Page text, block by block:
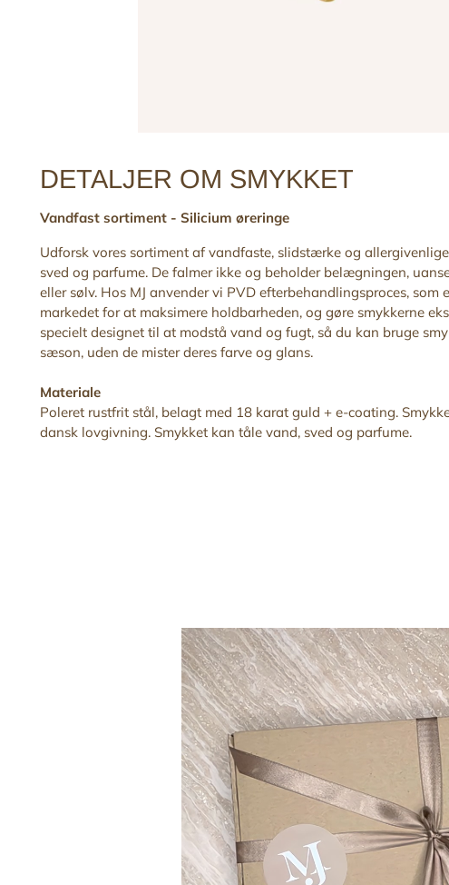
DETALJER OM SMYKKET
Vandfast sortiment - Silicium øreringe
Udforsk vores sortiment af vandfaste, slidstærke og
sved og parfume. De falmer ikke og beholder belægningen,
eller sølv. Hos MJ anvender vi PVD efterbehandlingsproces, som
markedet for at maksimere holdbarheden, og gøre smykkerne
specielt designet til at modstå vand og fugt, så du kan bruge
sæson, uden de mister deres farve og glans.
Materiale
Poleret rustfrit stål, belagt med 18 karat guld + e-coating.
dansk lovgivning. Smykket kan tåle vand, sved og parfume.